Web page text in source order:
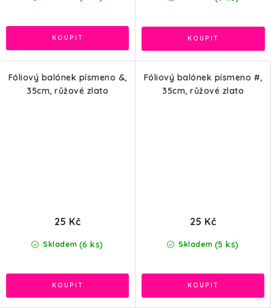
Fóliový balónek písmeno &,
35cm, růžové zlato
Skladem (6 ks)
25 Kč
Fóliový balónek písmeno #,
35cm, růžové zlato
Skladem (5 ks)
25 Kč